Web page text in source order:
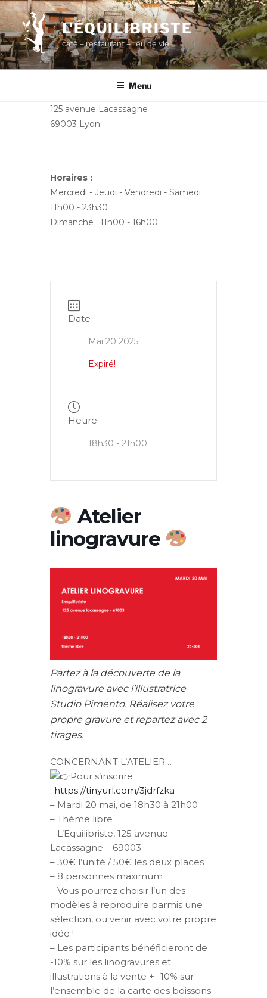
Aller
au
contenu
principal
L'ÉQUILIBRISTE
café – restaurant – lieu de vie
Menu
125 avenue Lacassagne
69003 Lyon
Horaires :
Mercredi - Jeudi - Vendredi - Samedi :
11h00 - 23h30
Dimanche : 11h00 - 16h00
Date
Mai 20 2025
Expiré!
Heure
18h30 - 21h00
Atelier
linogravure
Partez à la découverte de la
linogravure avec l’illustratrice
Studio Pimento. Réalisez votre
propre gravure et repartez avec 2
tirages.
CONCERNANT L’ATELIER…
Pour s’inscrire
: https://tinyurl.com/3jdrfzka
– Mardi 20 mai, de 18h30 à 21h00
– Thème libre
– L’Equilibriste, 125 avenue
Lacassagne – 69003
– 30€ l’unité / 50€ les deux places
– 8 personnes maximum
– Vous pourrez choisir l’un des
modèles à reproduire parmis une
sélection, ou venir avec votre propre
idée !
– Les participants bénéficieront de
-10% sur les linogravures et
illustrations à la vente + -10% sur
l’ensemble de la carte des boissons